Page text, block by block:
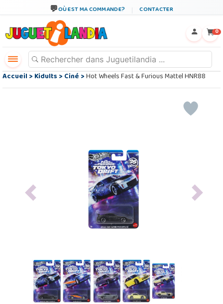
OÙ EST MA COMMANDE? CONTACTER
0
Accueil>Kidults>Ciné>Hot Wheels Fast & Furious Mattel HNR88
Previous Next